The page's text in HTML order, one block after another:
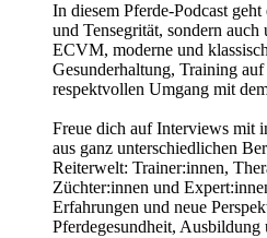
In diesem Pferde-Podcast
und Tensegrität, sondern
ECVM, moderne und
Gesunderhaltung, Training
respektvollen Umgang mit
Freue dich auf Interviews mit
aus ganz unterschiedlichen
Reiterwelt: Trainer:innen,
Züchter:innen und
Erfahrungen und neue
Pferdegesundheit,